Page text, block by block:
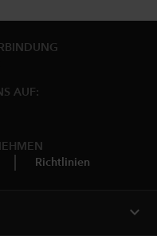
AUF:
Richtlinien
expand_more